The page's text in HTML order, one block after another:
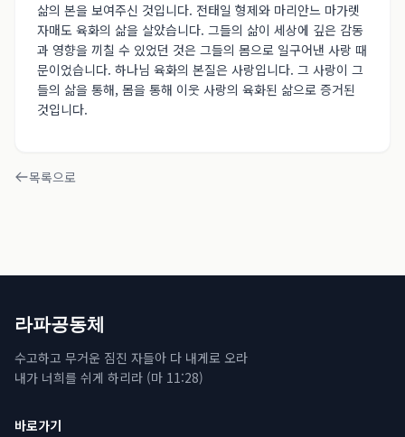
삶의 본을 보여주신 것입니다. 전태일 형제와 마리안느 마가렛
자매도 육화의 삶을 살았습니다. 그들의 삶이 세상에 깊은 감동
과 영향을 끼칠 수 있었던 것은 그들의 몸으로 일구어낸 사랑 때
문이었습니다. 하나님 육화의 본질은 사랑입니다. 그 사랑이 그
들의 삶을 통해, 몸을 통해 이웃 사랑의 육화된 삶으로 증거된
것입니다.
목록으로
라파공동체
수고하고 무거운 짐진 자들아 다 내게로 오라
내가 너희를 쉬게 하리라 (마 11:28)
바로가기